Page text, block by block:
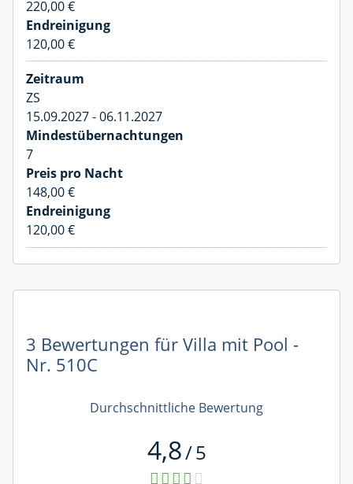
220,00 €
120,00 €
ZS
15.09.2027 - 06.11.2027
7
148,00 €
120,00 €
3 Bewertungen für Villa mit Pool -
Nr. 510C
Durchschnittliche Bewertung
4,8/5